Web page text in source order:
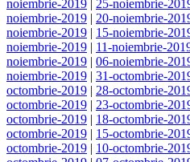
noiembrie-2019 | 25-noiembrie-
noiembrie-2019 | 20-noiembrie-
noiembrie-2019 | 15-noiembrie-
noiembrie-2019 | 11-noiembrie-
noiembrie-2019 | 06-noiembrie-
noiembrie-2019 | 31-octombrie-
octombrie-2019 | 28-octombrie-
octombrie-2019 | 23-octombrie-
octombrie-2019 | 18-octombrie-
octombrie-2019 | 15-octombrie-
octombrie-2019 | 10-octombrie-